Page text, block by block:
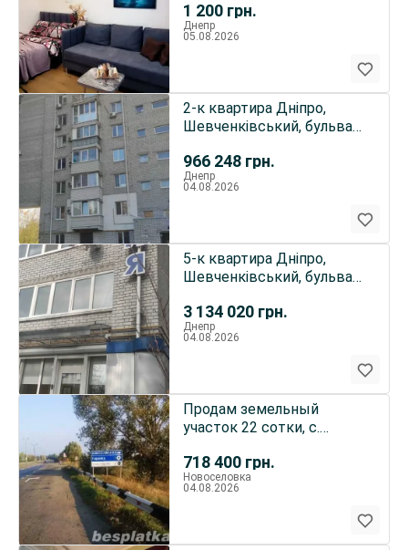
1 200 грн.
Днепр
05.08.2026
966 248 грн.
2-к квартира Дніпро,
Шевченківський, бульвар
Днепр
04.08.2026
3 134 020 грн.
5-к квартира Дніпро,
Шевченківський, бульвар
Днепр
04.08.2026
718 400 грн.
Продам земельный
участок 22 сотки, с.
Новоселовка
04.08.2026